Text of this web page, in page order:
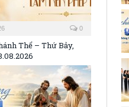
0
Thể – Thứ Bảy,